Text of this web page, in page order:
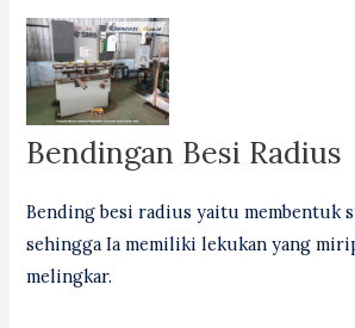
Bendingan Besi Radius
Bending besi radius yaitu membentuk
sehingga Ia memiliki lekukan yang
melingkar.